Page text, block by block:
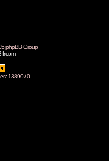
phpBB Group
fr.com
13890 / 0